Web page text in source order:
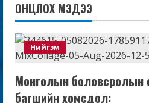
ОНЦЛОХ МЭДЭЭ
Нийгэм
Монголын боловсролын
багшийн хомсдол: